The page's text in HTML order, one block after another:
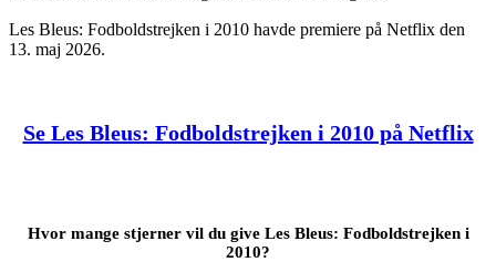
Les Bleus: Fodboldstrejken i 2010 havde premiere på Netflix den
13. maj 2026.
Se Les Bleus: Fodboldstrejken i 2010 på Netflix
Hvor mange stjerner vil du give Les Bleus: Fodboldstrejken i
2010?